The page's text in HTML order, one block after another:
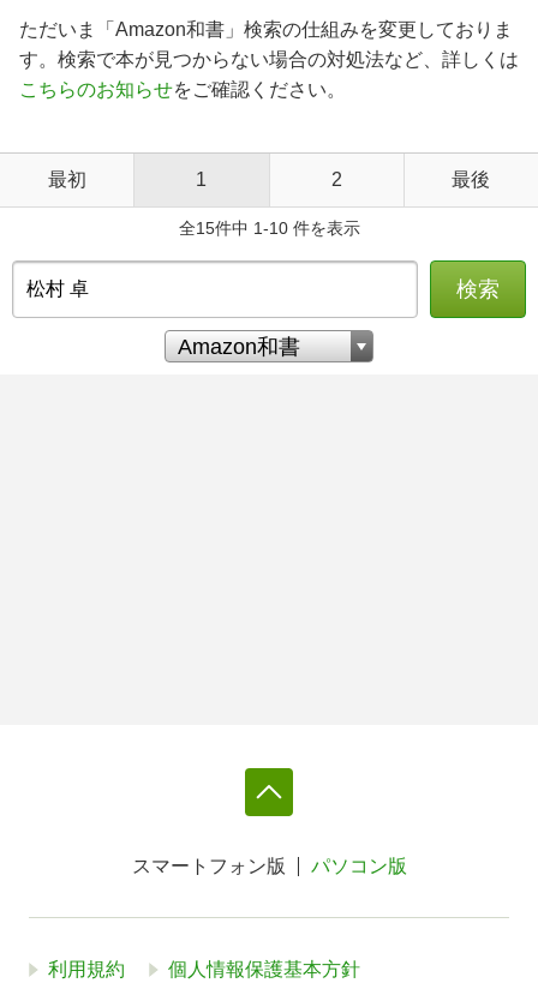
ただいま「Amazon和書」検索の仕組みを変更しておりま
す。検索で本が見つからない場合の対処法など、詳しくは
こちらのお知らせをご確認ください。
最初 1 2 最後
全15件中 1-10 件を表示
検索
スマートフォン版 パソコン版
利用規約 個人情報保護基本方針